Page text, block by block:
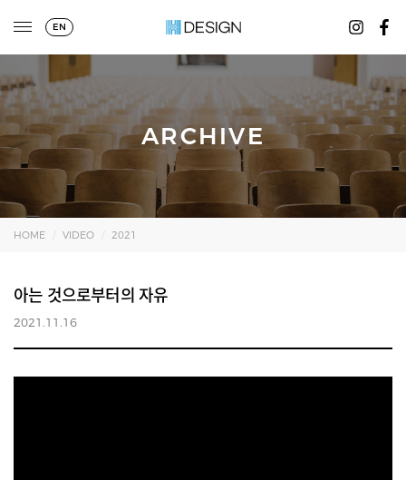
EN
ARCHIVE
HOME VIDEO 2021
아는 것으로부터의 자유
2021.11.16